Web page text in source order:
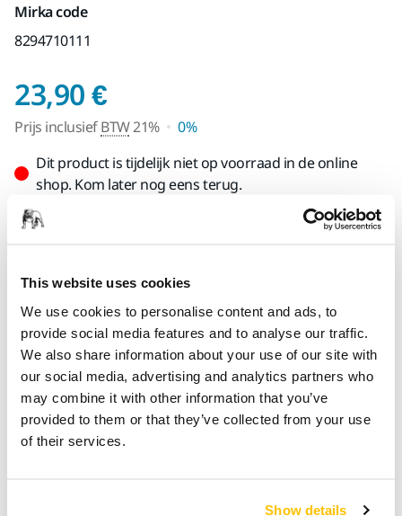
This website uses cookies
We use cookies to personalise content and ads, to
provide social media features and to analyse our traffic.
We also share information about your use of our site with
our social media, advertising and analytics partners who
may combine it with other information that you’ve
provided to them or that they’ve collected from your use
of their services.
Show details
Mirka code
8294710111
23,90 €Prijs inclusief BTW
Prijs inclusiefBTW21%
0%
Dit product is tijdelijk niet op voorraad in de online
shop. Kom later nog eens terug.
SPECIAAL VOOR U
Geen verzendkosten bij bestellingen vanaf €50,- incl.
Veilige betaling
Track & Trace